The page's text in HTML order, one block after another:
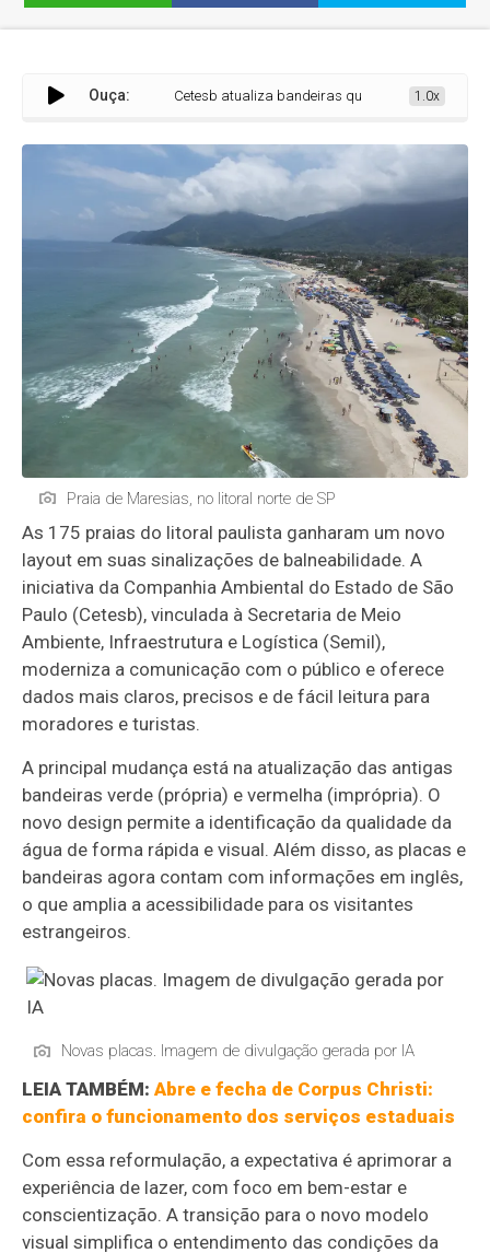
Ouça: Cetesb atualiza bandeiras que mostram se as
1.0x
Praia de Maresias, no litoral norte de SP
As 175 praias do litoral paulista ganharam um novo
layout em suas sinalizações de balneabilidade. A
iniciativa da Companhia Ambiental do Estado de São
Paulo (Cetesb), vinculada à Secretaria de Meio
Ambiente, Infraestrutura e Logística (Semil),
moderniza a comunicação com o público e oferece
dados mais claros, precisos e de fácil leitura para
moradores e turistas.
A principal mudança está na atualização das antigas
bandeiras verde (própria) e vermelha (imprópria). O
novo design permite a identificação da qualidade da
água de forma rápida e visual. Além disso, as placas e
bandeiras agora contam com informações em inglês,
o que amplia a acessibilidade para os visitantes
estrangeiros.
Novas placas. Imagem de divulgação gerada por IA
LEIA TAMBÉM:Abre e fecha de Corpus Christi:
confira o funcionamento dos serviços estaduais
Com essa reformulação, a expectativa é aprimorar a
experiência de lazer, com foco em bem-estar e
conscientização. A transição para o novo modelo
visual simplifica o entendimento das condições da